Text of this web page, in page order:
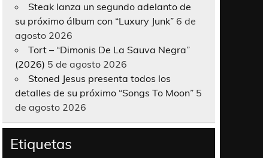
Steak lanza un segundo adelanto de
su próximo álbum con “Luxury Junk” 6 de
agosto 2026
Tort – “Dimonis De La Sauva Negra”
(2026) 5 de agosto 2026
Stoned Jesus presenta todos los
detalles de su próximo “Songs To Moon” 5
de agosto 2026
Etiquetas